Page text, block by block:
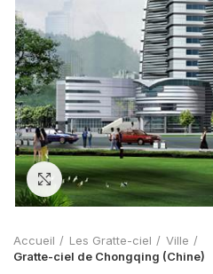
Zoom
Accueil Les Gratte-ciel
Ville
Gratte-ciel de Chongqing (Chine)